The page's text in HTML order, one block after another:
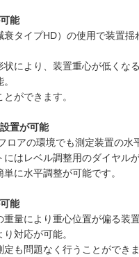
能
衰タイプHD）の使用で装置揺
状により、装置重心が低くな
ができます。
置が可能
ロアの環境でも測定装置の水
にはレベル調整用のダイヤル
に水平調整が可能です。
能
重量により重心位置が偏る装
対応が可能。
も問題なく行うことができま